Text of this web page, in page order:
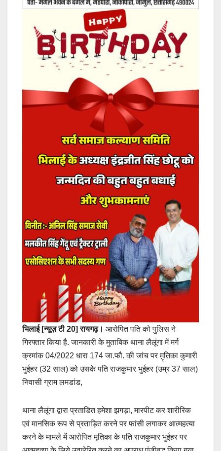
भिलाई [न्यूज़ टी 20] रायगढ़। आरोपित पति को पुलिस ने
गिरफ्तार किया है. जानकारी के मुताबिक थाना लैलूंगा में मर्ग
क्रमांक 04/2022 धारा 174 जा.फौ. की जांच पर म़ृतिका कुमारी
भुईहर (32 साल) को उसके पति राजकुमार भुईहर (उम्र 37 साल)
निवासी ग्राम लमडांड,
थाना लैलूंगा द्वारा प्रताडित हमेशा झगड़ा, मारपीट कर शारीरिक
एवं मानसिक रूप से प्रताड़ित करने पर फांसी लगाकर आत्महत्या
करने के मामले में आरोपित मृतिका के पति राजकुमार भुईहर पर